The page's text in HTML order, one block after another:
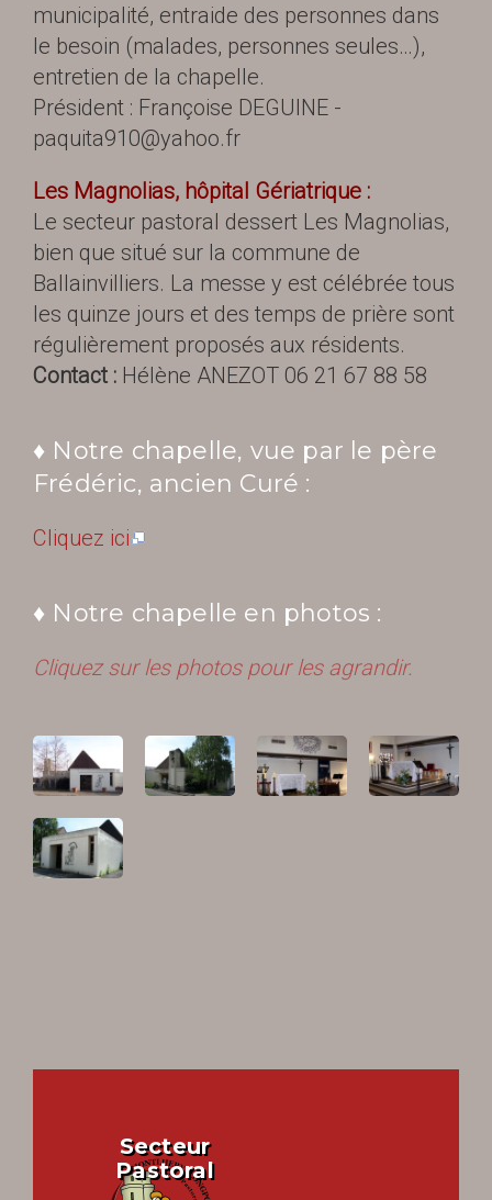
municipalité, entraide des personnes dans
le besoin (malades, personnes seules…),
entretien de la chapelle.
Président : Françoise DEGUINE -
paquita910@yahoo.fr
Les Magnolias, hôpital Gériatrique :
Le secteur pastoral dessert Les Magnolias,
bien que situé sur la commune de
Ballainvilliers. La messe y est célébrée tous
les quinze jours et des temps de prière sont
régulièrement proposés aux résidents.
Contact : Hélène ANEZOT 06 21 67 88 58
♦ Notre chapelle, vue par le père
Frédéric, ancien Curé :
Cliquez ici
♦ Notre chapelle en photos :
Cliquez sur les photos pour les agrandir.
DÉTAILS DÉTAILS DÉTAILS DÉTAILS
DÉTAILS
Secteur
Pastoral